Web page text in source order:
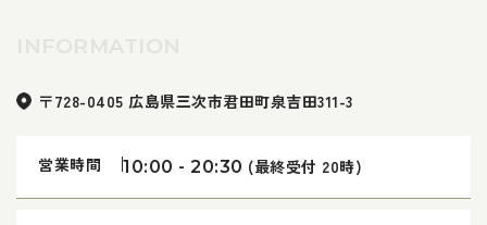
〒728-0405 広島県三次市君田町泉吉田311-3
営業時間 10:00 - 20:30 (最終受付 20時)